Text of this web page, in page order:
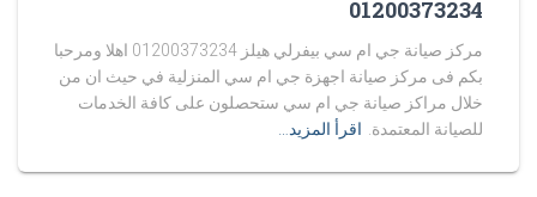
01200373234
مركز صيانة جي ام سي بيفرلي هيلز 01200373234 اهلا ومرحبا
بكم فى مركز صيانة اجهزة جي ام سي المنزلية في حيث ان من
خلال مراكز صيانة جي ام سي ستحصلون على كافة الخدمات
للصيانة المعتمدة.
اقرأ المزيد…